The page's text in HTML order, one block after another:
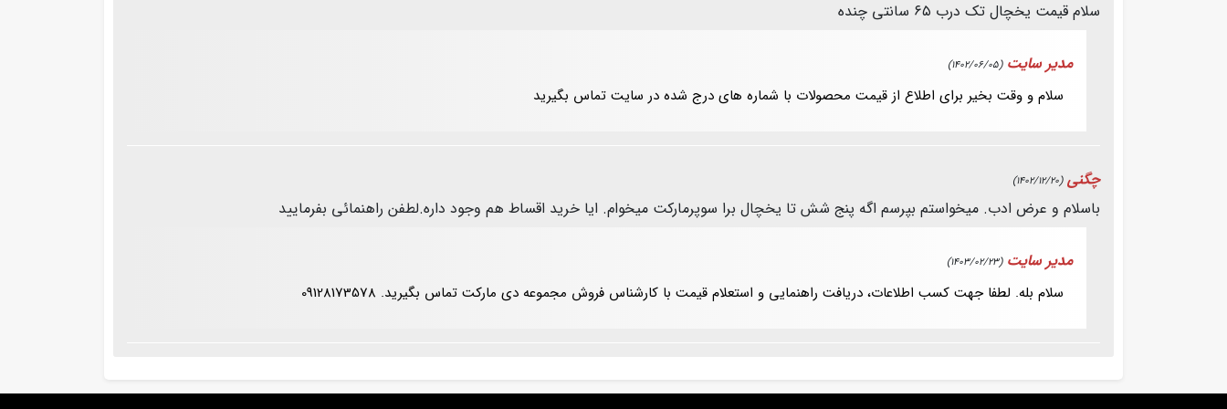
سلام قیمت یخچال تک درب ۶۵ سانتی چنده
مدیر سایت (1402/06/05)
سلام و وقت بخیر برای اطلاع از قیمت محصولات با شماره های درج شده در سایت تماس بگیرید
چگنی (1402/12/20)
باسلام و عرض ادب. میخواستم بپرسم اگه پنج شش تا یخچال برا سوپرمارکت میخوام. ایا خرید اقساط هم وجود داره.لطفن راهنمائی بفرمایید
مدیر سایت (1403/02/23)
سلام بله. لطفا جهت کسب اطلاعات، دریافت راهنمایی و استعلام قیمت با کارشناس فروش مجموعه دی مارکت تماس بگیرید. 09128173578